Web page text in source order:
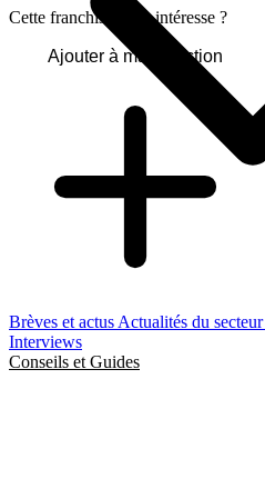
Brèves et actus Actualités du secteur
Interviews
Conseils et Guides
Cette franchise vous intéresse ?
Ajouter à ma sélection